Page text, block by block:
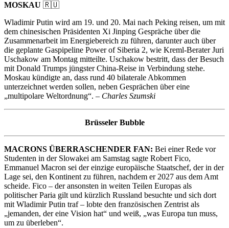
MOSKAU 🇷🇺
Wladimir Putin wird am 19. und 20. Mai nach Peking reisen, um mit
dem chinesischen Präsidenten Xi Jinping Gespräche über die
Zusammenarbeit im Energiebereich zu führen, darunter auch über
die geplante Gaspipeline Power of Siberia 2, wie Kreml-Berater Juri
Uschakow am Montag mitteilte. Uschakow bestritt, dass der Besuch
mit Donald Trumps jüngster China-Reise in Verbindung stehe.
Moskau kündigte an, dass rund 40 bilaterale Abkommen
unterzeichnet werden sollen, neben Gesprächen über eine
„multipolare Weltordnung“. – Charles Szumski
Brüsseler Bubble
MACRONS ÜBERRASCHENDER FAN: Bei einer Rede vor
Studenten in der Slowakei am Samstag sagte Robert Fico,
Emmanuel Macron sei der einzige europäische Staatschef, der in der
Lage sei, den Kontinent zu führen, nachdem er 2027 aus dem Amt
scheide. Fico – der ansonsten in weiten Teilen Europas als
politischer Paria gilt und kürzlich Russland besuchte und sich dort
mit Wladimir Putin traf – lobte den französischen Zentrist als
„jemanden, der eine Vision hat“ und weiß, „was Europa tun muss,
um zu überleben“.